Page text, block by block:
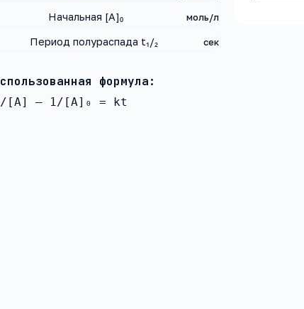
Начальная [A]₀ моль/л
Период полураспада t₁/₂ сек
формула:
[A] – 1/[A]₀ = kt